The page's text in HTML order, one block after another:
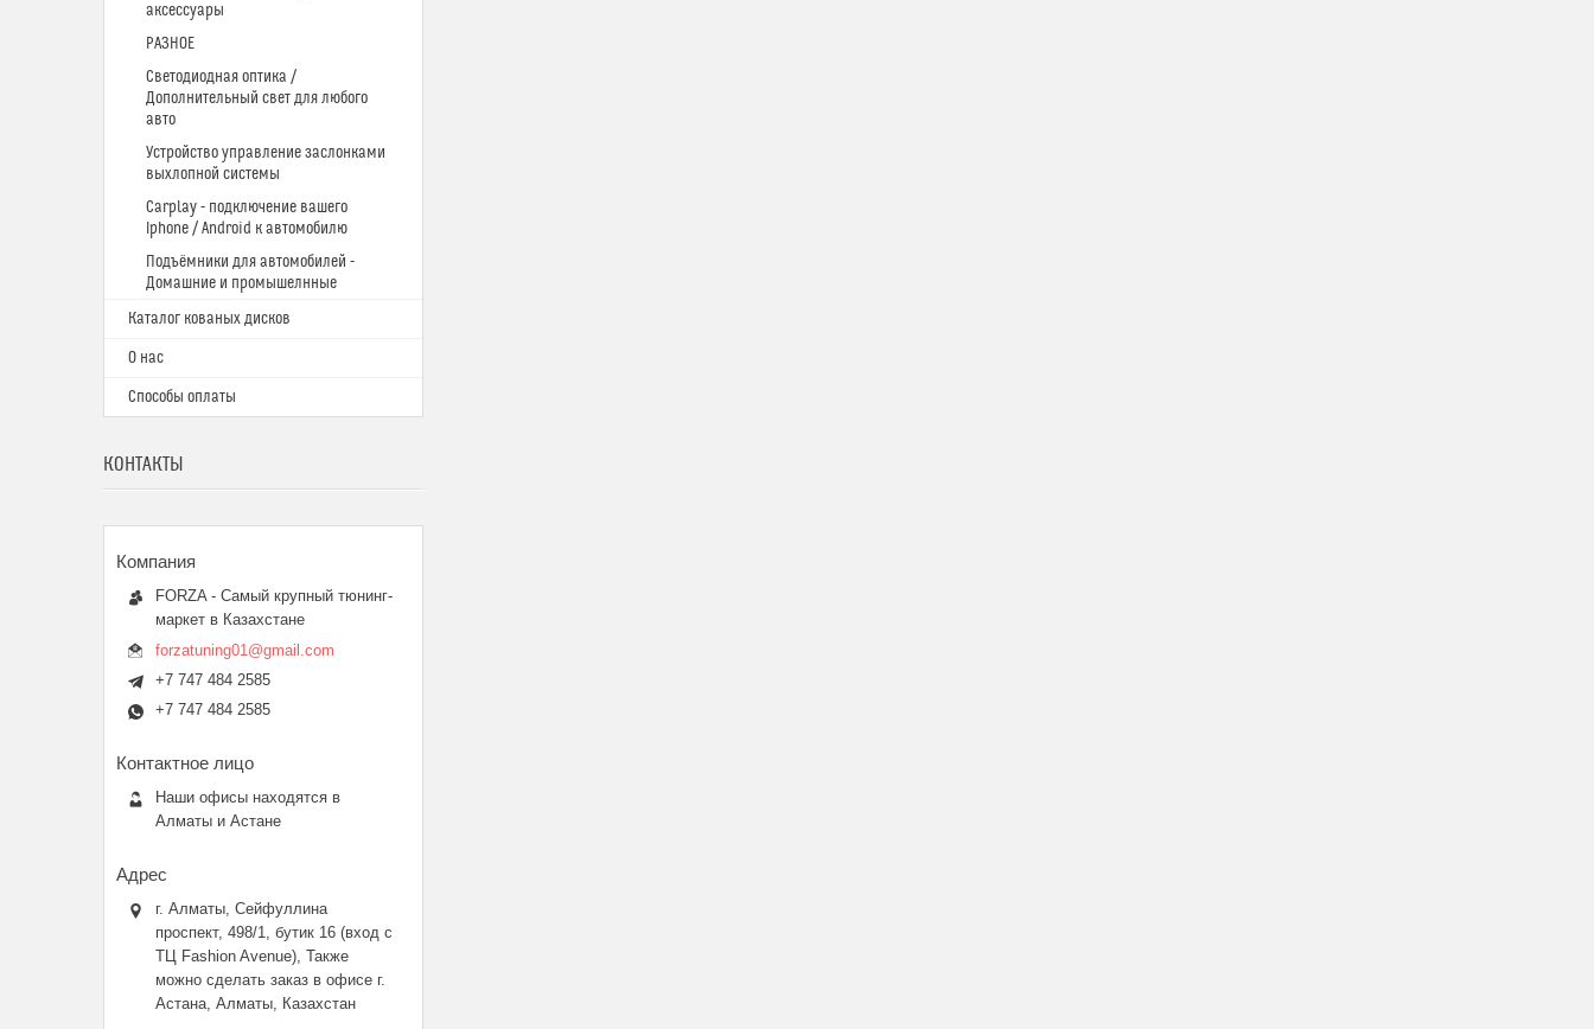
аксессуары
РАЗНОЕ
Светодиодная оптика /
Дополнительный свет для любого
авто
Устройство управление заслонками
выхлопной системы
Carplay - подключение вашего
Iphone / Android к автомобилю
Подъёмники для автомобилей -
Домашние и промышелнные
Каталог кованых дисков
О нас
Способы оплаты
КОНТАКТЫ
FORZA - Самый крупный тюнинг-
маркет в Казахстане
forzatuning01@gmail.com
+7 747 484 2585
+7 747 484 2585
Наши офисы находятся в
Алматы и Астане
г. Алматы, Сейфуллина
проспект, 498/1, бутик 16 (вход с
ТЦ Fashion Avenue), Также
можно сделать заказ в офисе г.
Астана, Алматы, Казахстан